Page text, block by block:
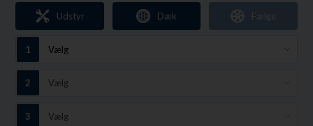
Fri fragt over 10.000,-
Danmarks førende
14 dages returret
Udstyr Dæk Fælge